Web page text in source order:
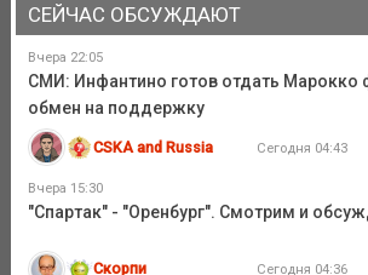
СЕЙЧАС ОБСУЖДАЮТ
Вчера 22:05
СМИ: Инфантино готов отдать Марокко
обмен на поддержку
CSKA and Russia Сегодня 04:43
Вчера 15:30
"Спартак" - "Оренбург". Смотрим и
Скорпи Сегодня 04:36